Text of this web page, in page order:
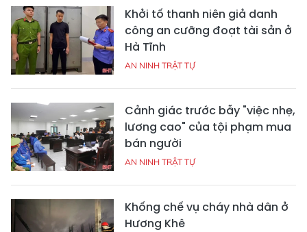
Khởi tố thanh niên giả danh
công an cưỡng đoạt tài sản ở
Hà Tĩnh
AN NINH TRẬT TỰ
Cảnh giác trước bẫy "việc nhẹ,
lương cao" của tội phạm mua
bán người
AN NINH TRẬT TỰ
Khống chế vụ cháy nhà dân ở
Hương Khê